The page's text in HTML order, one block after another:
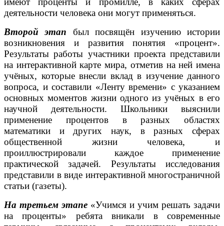
деятельности человека они могут применяться.
Второй этап был посвящён изучению истории
возникновения и развития понятия «процент».
Результаты работы участники проекта представили
на интерактивной карте мира, отметив на ней имена
учёных, которые внесли вклад в изучение данного
вопроса, и составили «Ленту времени» с указанием
основных моментов жизни одного из учёных в его
научной деятельности. Школьники выяснили
применение процентов в разных областях
математики и других наук, в разных сферах
общественной жизни человека, и
проиллюстрировали каждое применение
практической задачей. Результаты исследования
представили в виде интерактивной многостраничной
статьи (газеты).
На третьем этапе «Учимся и учим решать задачи
на проценты» ребята вникали в современные